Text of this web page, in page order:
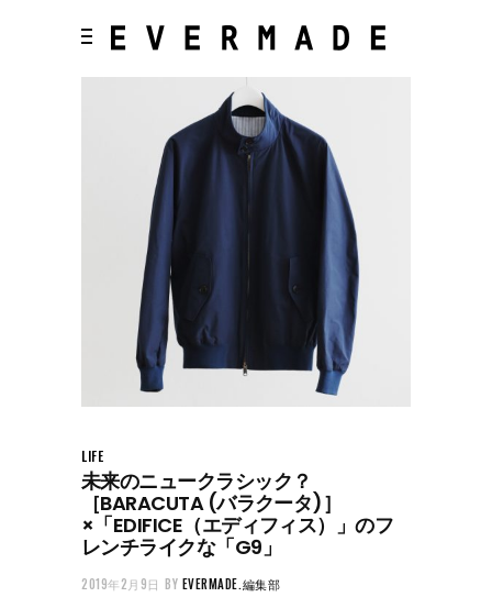
LIFE
未来のニュークラシック？
［BARACUTA (バラクータ)］
×「EDIFICE（エディフィス）」のフ
レンチライクな「G9」
2019年2月9日 BY EVERMADE.編集部